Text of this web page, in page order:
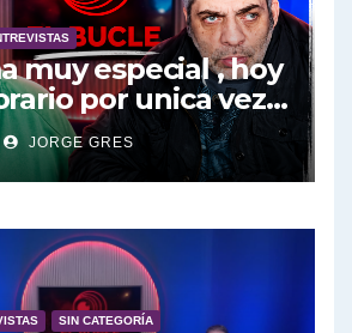
muy especial , hoy
por unica vez .
en vivo sobran
te esperamos
10:30 3/8/2026
JORGE GRES
SIN CATEGORÍA